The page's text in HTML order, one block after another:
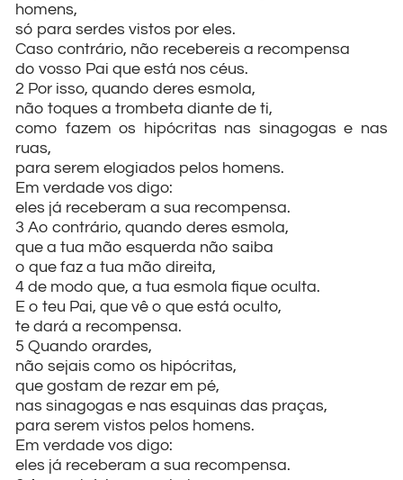
homens,
só para serdes vistos por eles.
Caso contrário, não recebereis a recompensa
do vosso Pai que está nos céus.
2 Por isso, quando deres esmola,
não toques a trombeta diante de ti,
como fazem os hipócritas nas sinagogas e nas
ruas,
para serem elogiados pelos homens.
Em verdade vos digo:
eles já receberam a sua recompensa.
3 Ao contrário, quando deres esmola,
que a tua mão esquerda não saiba
o que faz a tua mão direita,
4 de modo que, a tua esmola fique oculta.
E o teu Pai, que vê o que está oculto,
te dará a recompensa.
5 Quando orardes,
não sejais como os hipócritas,
que gostam de rezar em pé,
nas sinagogas e nas esquinas das praças,
para serem vistos pelos homens.
Em verdade vos digo:
eles já receberam a sua recompensa.